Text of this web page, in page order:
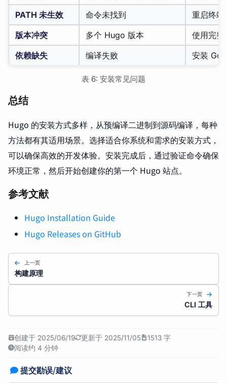
PATH 未生效
命令未找到
重启终
版本冲突
多个 Hugo 版本
使用完整
依赖缺失
编译失败 安装 Go
表 6: 安装常见问题
总结
Hugo 的安装方式多样，从预编译二进制到源码编译，每种
方法都有其适用场景。选择适合你系统和需求的安装方式，
可以确保高效的开发体验。安装完成后，通过验证命令确保
环境正常，然后开始创建你的第一个 Hugo 站点。
参考文献
Hugo Installation Guide
Hugo Releases on GitHub
上一页
构建原理
下一页
CLI 工具
创建于 2025/06/19 更新于 2025/11/05
1513 字
阅读约 4 分钟
提交勘误/建议